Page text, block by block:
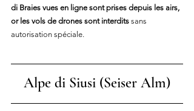
di Braies vues en ligne sont prises depuis les airs,
or les vols de drones sont interdits sans
autorisation spéciale.
Alpe di Siusi (Seiser Alm)